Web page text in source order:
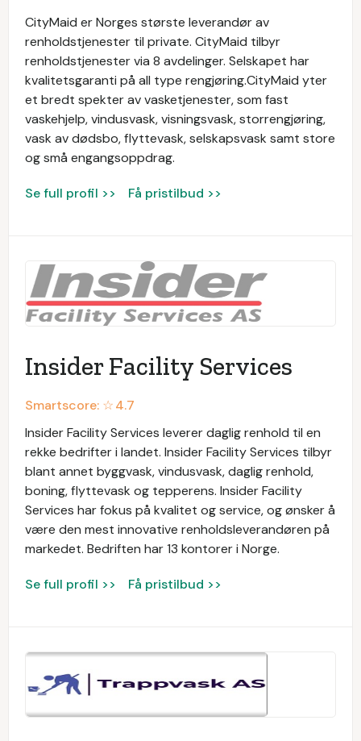
CityMaid er Norges største leverandør av
renholdstjenester til private. CityMaid tilbyr
renholdstjenester via 8 avdelinger. Selskapet har
kvalitetsgaranti på all type rengjøring.CityMaid yter
et bredt spekter av vasketjenester, som fast
vaskehjelp, vindusvask, visningsvask, storrengjøring,
vask av dødsbo, flyttevask, selskapsvask samt store
og små engangsoppdrag.
Se full profil >> Få pristilbud >>
Insider Facility Services
Smartscore: ☆4.7
Insider Facility Services leverer daglig renhold til en
rekke bedrifter i landet. Insider Facility Services tilbyr
blant annet byggvask, vindusvask, daglig renhold,
boning, flyttevask og tepperens. Insider Facility
Services har fokus på kvalitet og service, og ønsker å
være den mest innovative renholdsleverandøren på
markedet. Bedriften har 13 kontorer i Norge.
Se full profil >> Få pristilbud >>